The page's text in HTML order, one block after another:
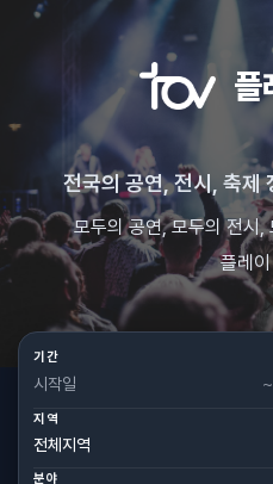
플
전국의 공연, 전시, 축제
모두의 공연, 모두의 전시,
플레
기간
~
지역
분야